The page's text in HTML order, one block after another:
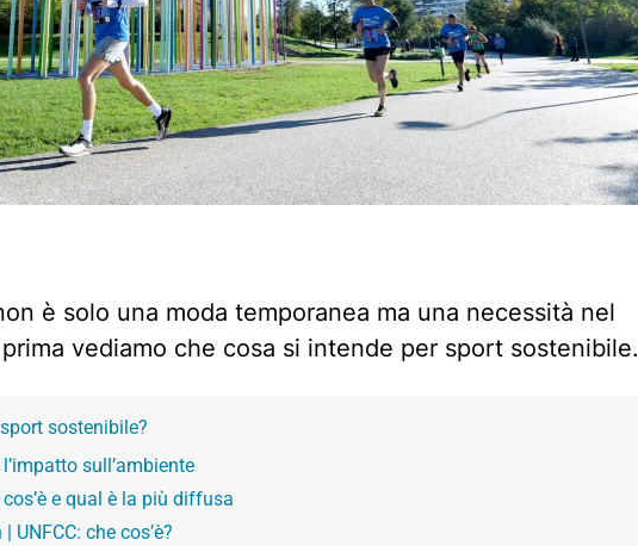
è solo una moda temporanea ma una necessità nel
vediamo che cosa si intende per sport sostenibile.
sostenibile?
sull’ambiente
e qual è la più diffusa
che cos’è?